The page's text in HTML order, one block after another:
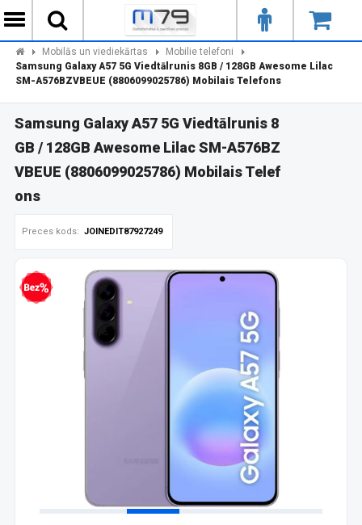
Mobilās un viediekārtas
Mobilie telefoni
Samsung Galaxy A57 5G Viedtālrunis 8GB / 128GB Awesome Lilac
SM-A576BZVBEUE (8806099025786) Mobilais Telefons
Samsung Galaxy A57 5G Viedtālrunis 8
GB / 128GB Awesome Lilac SM-A576BZ
VBEUE (8806099025786) Mobilais Telef
ons
Preces kods: JOINEDIT87927249
kredīts